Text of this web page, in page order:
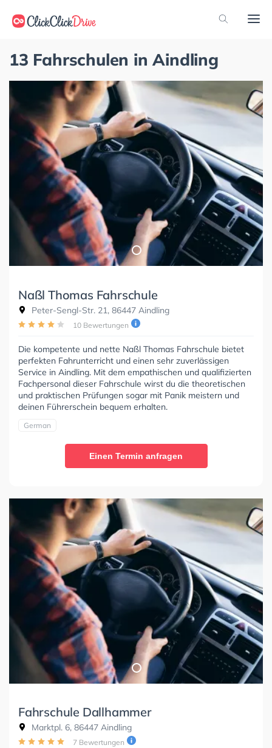
13 Fahrschulen in Aindling
Naßl Thomas Fahrschule
Peter-Sengl-Str. 21, 86447 Aindling
10 Bewertungen
Die kompetente und nette Naßl Thomas Fahrschule bietet
perfekten Fahrunterricht und einen sehr zuverlässigen
Service in Aindling. Mit dem empathischen und qualifizierten
Fachpersonal dieser Fahrschule wirst du die theoretischen
und praktischen Prüfungen sogar mit Panik meistern und
deinen Führerschein bequem erhalten.
German
Einen Termin anfragen
Fahrschule Dallhammer
Marktpl. 6, 86447 Aindling
7 Bewertungen